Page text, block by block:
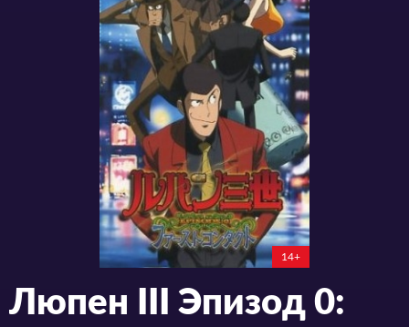
14+
Люпен III Эпизод 0: